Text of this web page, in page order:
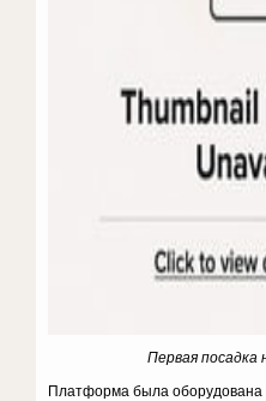
Первая посадка
Платформа была